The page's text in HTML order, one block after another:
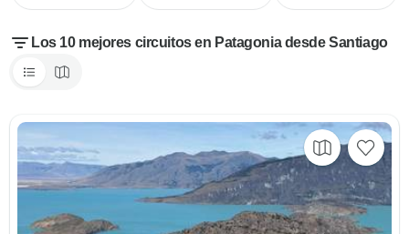
Los 10 mejores circuitos en Patagonia desde Santiago